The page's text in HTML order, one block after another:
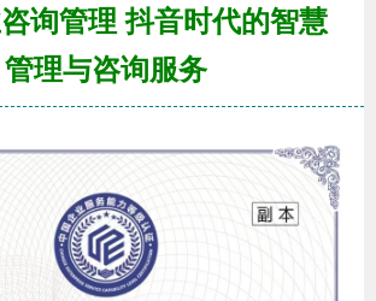
询管理 抖音时代的智慧
管理与咨询服务